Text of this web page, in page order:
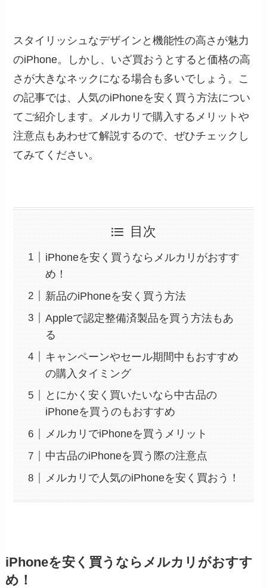
スタイリッシュなデザインと機能性の高さが魅力
のiPhone。しかし、いざ買おうとすると価格の高
さが大きなネックになる場合も多いでしょう。こ
の記事では、人気のiPhoneを安く買う方法につい
てご紹介します。メルカリで購入するメリットや
注意点もあわせて解説するので、ぜひチェックし
てみてください。
目次
iPhoneを安く買うならメルカリがおすす
め！
新品のiPhoneを安く買う方法
Appleで認定整備済製品を買う方法もあ
る
キャンペーンやセール期間中もおすすめ
の購入タイミング
とにかく安く買いたいなら中古品の
iPhoneを買うのもおすすめ
メルカリでiPhoneを買うメリット
中古品のiPhoneを買う際の注意点
メルカリで人気のiPhoneを安く買おう！
iPhoneを安く買うならメルカリがおすす
め！